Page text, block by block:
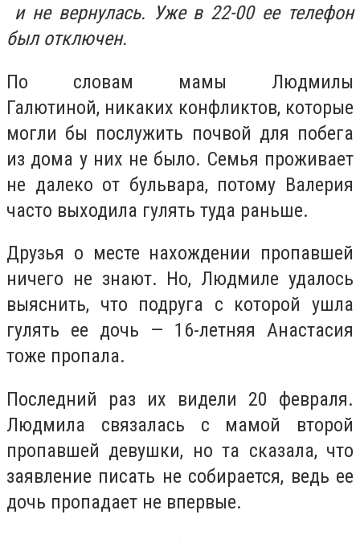
и не вернулась. Уже в 22-00 ее телефон
был отключен.
По словам мамы Людмилы
Галютиной, никаких конфликтов, которые
могли бы послужить почвой для побега
из дома у них не было. Семья проживает
не далеко от бульвара, потому Валерия
часто выходила гулять туда раньше.
Друзья о месте нахождении пропавшей
ничего не знают. Но, Людмиле удалось
выяснить, что подруга с которой ушла
гулять ее дочь — 16-летняя Анастасия
тоже пропала.
Последний раз их видели 20 февраля.
Людмила связалась с мамой второй
пропавшей девушки, но та сказала, что
заявление писать не собирается, ведь ее
дочь пропадает не впервые.